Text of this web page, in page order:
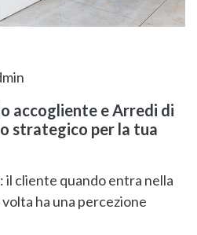
accogliente e Arredi di
strategico per la tua
il cliente quando entra nella
ha una percezione